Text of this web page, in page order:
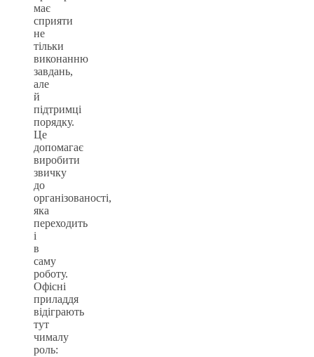
має
сприяти
не
тільки
виконанню
завдань,
але
й
підтримці
порядку.
Це
допомагає
виробити
звичку
до
організованості,
яка
переходить
і
в
саму
роботу.
Офісні
приладдя
відіграють
тут
чималу
роль: